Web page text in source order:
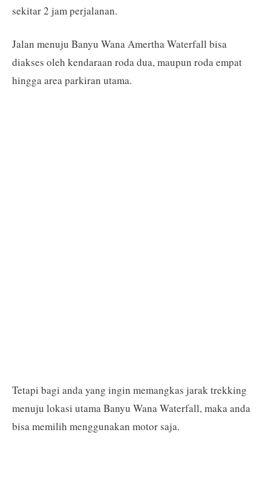
sekitar 2 jam perjalanan.
Jalan menuju Banyu Wana Amertha Waterfall bisa
diakses oleh kendaraan roda dua, maupun roda empat
hingga area parkiran utama.
Tetapi bagi anda yang ingin memangkas jarak trekking
menuju lokasi utama Banyu Wana Waterfall, maka anda
bisa memilih menggunakan motor saja.